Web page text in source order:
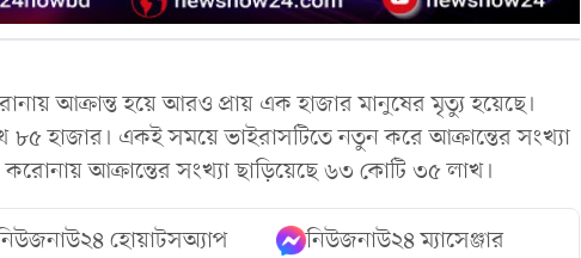
আক্রান্ত হয়ে আরও প্রায় এক হাজার মানুষের মৃত্যু হয়েছে।
৮৫ হাজার। একই সময়ে ভাইরাসটিতে নতুন করে আক্রান্তের সংখ্যা
আক্রান্তের সংখ্যা ছাড়িয়েছে ৬৩ কোটি ৩৫ লাখ।
হোয়াটসঅ্যাপ নিউজনাউ২৪ ম্যাসেঞ্জার